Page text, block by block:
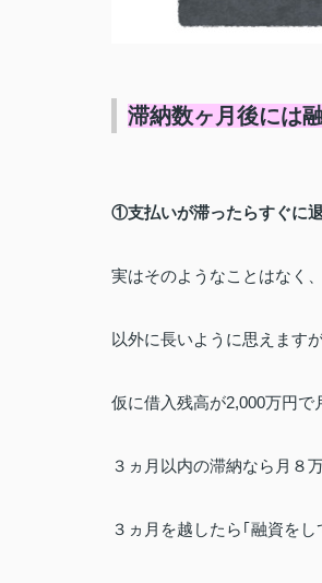
滞納数ヶ月後には
①支払いが滞ったらすぐに
実はそのようなことはなく
以外に長いように思えます
仮に借入残高が2,000万円で
３ヵ月以内の滞納なら月８
３ヵ月を越したら ｢融資をし